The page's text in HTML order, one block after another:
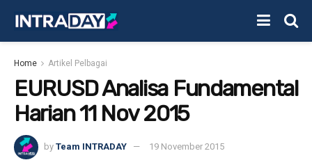
Home Artikel Pelbagai
EURUSD Analisa Fundamental
Harian 11 Nov 2015
by Team INTRADAY 19 November 2015